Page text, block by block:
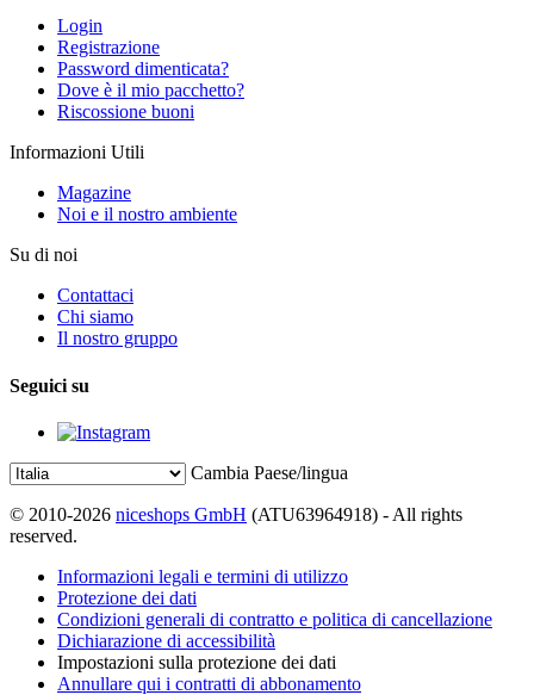
Login
Registrazione
Password dimenticata?
Dove è il mio pacchetto?
Riscossione buoni
Informazioni Utili
Magazine
Noi e il nostro ambiente
Su di noi
Contattaci
Chi siamo
Il nostro gruppo
Seguici su
Cambia Paese/lingua
© 2010-2026 niceshops GmbH (ATU63964918) - All rights
reserved.
Informazioni legali e termini di utilizzo
Protezione dei dati
Condizioni generali di contratto e politica di cancellazione
Dichiarazione di accessibilità
Impostazioni sulla protezione dei dati
Annullare qui i contratti di abbonamento